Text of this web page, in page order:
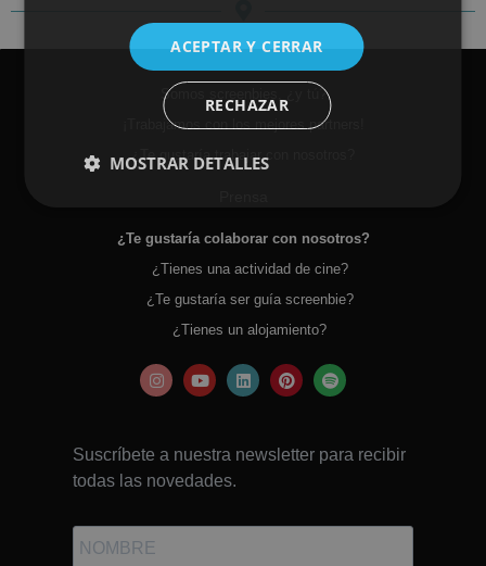
Somos screenbies, ¿y tú?
¡Trabajamos con los mejores partners!
¿Te gustaría trabajar con nosotros?
¿Te gustaría colaborar con nosotros?
¿Tienes una actividad de cine?
¿Te gustaría ser guía screenbie?
¿Tienes un alojamiento?
Suscríbete a nuestra newsletter para recibir
todas las novedades.
ACEPTAR Y CERRAR
RECHAZAR
MOSTRAR DETALLES